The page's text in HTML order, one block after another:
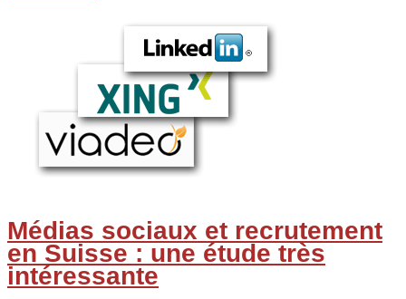
personne
Linkedin
Médias sociaux et recrutement
en Suisse : une étude très
intéressante